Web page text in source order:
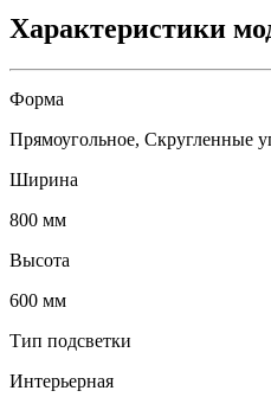
Характеристики
Форма
Прямоугольное, Скругленные
Ширина
800 мм
Высота
600 мм
Тип подсветки
Интерьерная